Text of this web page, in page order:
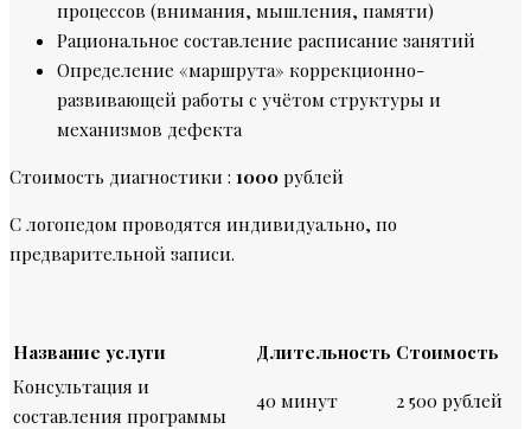
процессов (внимания, мышления, памяти)
Рациональное составление расписание занятий
Определение «маршрута» коррекционно-
развивающей работы с учётом структуры и
механизмов дефекта
Стоимость диагностики : 1000 рублей
С логопедом проводятся индивидуально, по
предварительной записи.
Название услуги Длительность Стоимость
Консультация и
составления программы
40 минут 2 500 рублей